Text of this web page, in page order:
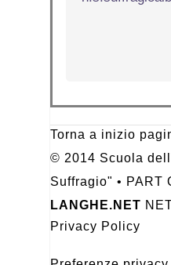
Torna a inizio
© 2014 Scuola
Suffragio" • PART
LANGHE.NET
Privacy Policy